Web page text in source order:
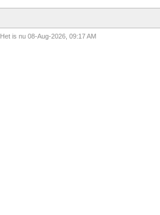
Het is nu 08-Aug-2026, 09:17 AM